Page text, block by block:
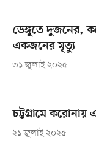
ডেঙ্গুতে দুজনের,
একজনের মৃত্যু
৩১ জুলাই ২০২৫
চট্টগ্রামে করোনায়
২১ জুলাই ২০২৫